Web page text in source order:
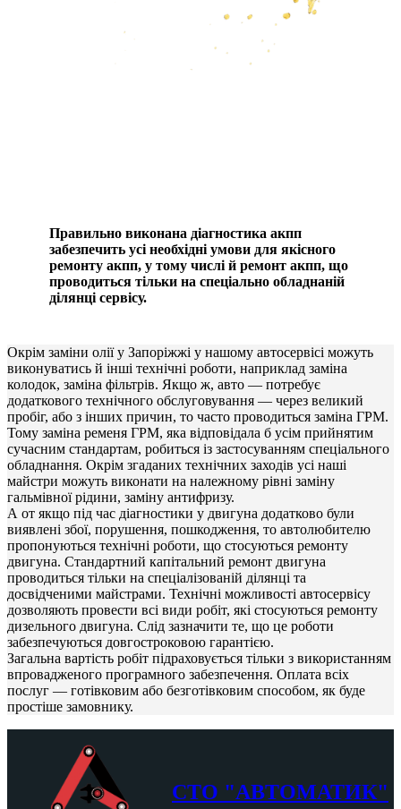
Правильно виконана діагностика акпп
забезпечить усі необхідні умови для якісного
ремонту акпп, у тому числі й ремонт акпп, що
проводиться тільки на спеціально обладнаній
ділянці сервісу.
Окрім заміни олії у Запоріжжі у нашому автосервісі можуть
виконуватись й інші технічні роботи, наприклад заміна
колодок, заміна фільтрів. Якщо ж, авто — потребує
додаткового технічного обслуговування — через великий
пробіг, або з інших причин, то часто проводиться заміна ГРМ.
Тому заміна ременя ГРМ, яка відповідала б усім прийнятим
сучасним стандартам, робиться із застосуванням спеціального
обладнання. Окрім згаданих технічних заходів усі наші
майстри можуть виконати на належному рівні заміну
гальмівної рідини, заміну антифризу.
А от якщо під час діагностики у двигуна додатково були
виявлені збої, порушення, пошкодження, то автолюбителю
пропонуються технічні роботи, що стосуються ремонту
двигуна. Стандартний капітальний ремонт двигуна
проводиться тільки на спеціалізованій ділянці та
досвідченими майстрами. Технічні можливості автосервісу
дозволяють провести всі види робіт, які стосуються ремонту
дизельного двигуна. Слід зазначити те, що це роботи
забезпечуються довгостроковою гарантією.
Загальна вартість робіт підраховується тільки з використанням
впровадженого програмного забезпечення. Оплата всіх
послуг — готівковим або безготівковим способом, як буде
простіше замовнику.
СТО "АВТОМАТИК"